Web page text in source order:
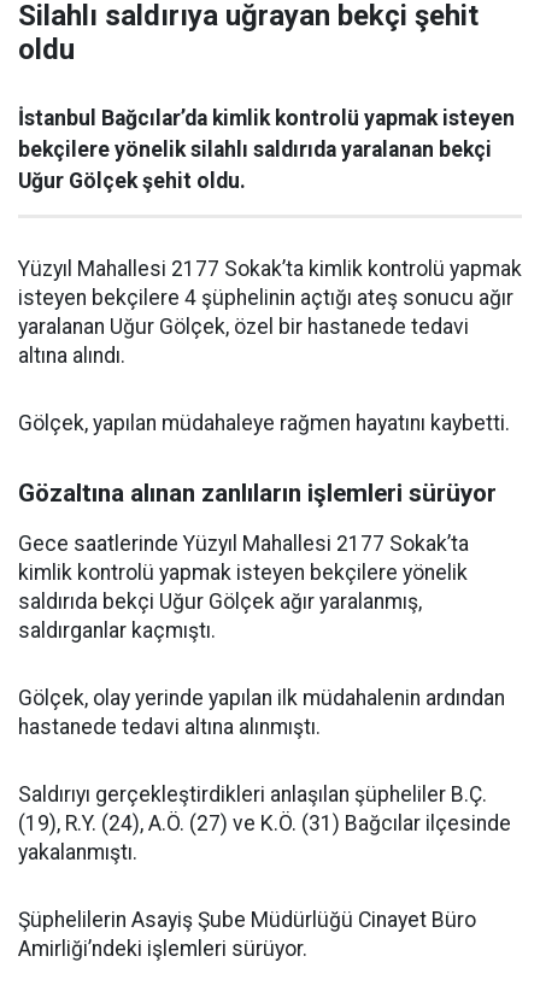
Silahlı saldırıya uğrayan bekçi şehit
oldu
İstanbul Bağcılar’da kimlik kontrolü yapmak isteyen
bekçilere yönelik silahlı saldırıda yaralanan bekçi
Uğur Gölçek şehit oldu.
Yüzyıl Mahallesi 2177 Sokak’ta kimlik kontrolü yapmak
isteyen bekçilere 4 şüphelinin açtığı ateş sonucu ağır
yaralanan Uğur Gölçek, özel bir hastanede tedavi
altına alındı.
Gölçek, yapılan müdahaleye rağmen hayatını kaybetti.
Gözaltına alınan zanlıların işlemleri sürüyor
Gece saatlerinde Yüzyıl Mahallesi 2177 Sokak’ta
kimlik kontrolü yapmak isteyen bekçilere yönelik
saldırıda bekçi Uğur Gölçek ağır yaralanmış,
saldırganlar kaçmıştı.
Gölçek, olay yerinde yapılan ilk müdahalenin ardından
hastanede tedavi altına alınmıştı.
Saldırıyı gerçekleştirdikleri anlaşılan şüpheliler B.Ç.
(19), R.Y. (24), A.Ö. (27) ve K.Ö. (31) Bağcılar ilçesinde
yakalanmıştı.
Şüphelilerin Asayiş Şube Müdürlüğü Cinayet Büro
Amirliği’ndeki işlemleri sürüyor.